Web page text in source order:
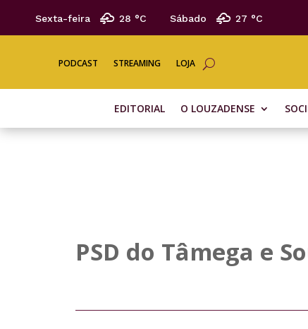
Sexta-feira 28 °C Sábado 27 °C
PODCAST STREAMING LOJA
EDITORIAL O LOUZADENSE
PSD do Tâmega e